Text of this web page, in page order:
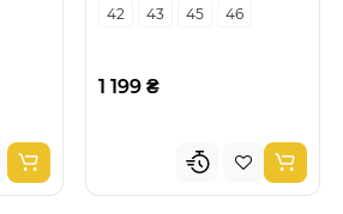
42 43 45 46
1 199 ₴